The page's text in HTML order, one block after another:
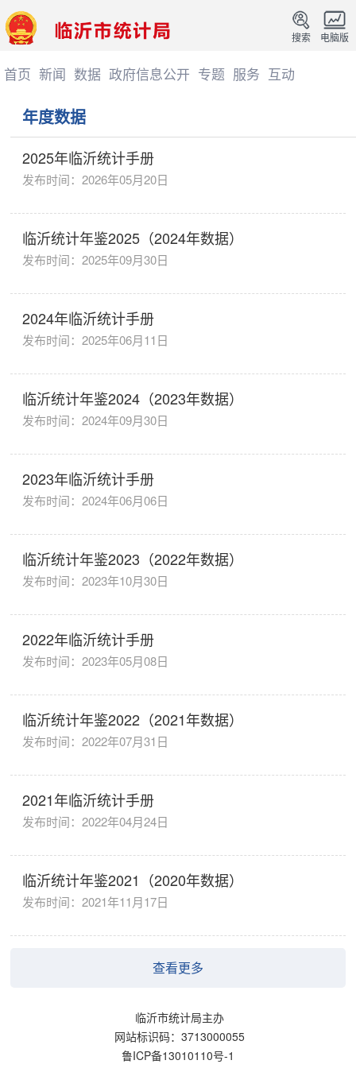
电脑版
搜索
首页 新闻 数据 政府信息公开 专题 服务 互动
年度数据
2025年临沂统计手册
发布时间：2026年05月20日
临沂统计年鉴2025（2024年数据）
发布时间：2025年09月30日
2024年临沂统计手册
发布时间：2025年06月11日
临沂统计年鉴2024（2023年数据）
发布时间：2024年09月30日
2023年临沂统计手册
发布时间：2024年06月06日
临沂统计年鉴2023（2022年数据）
发布时间：2023年10月30日
2022年临沂统计手册
发布时间：2023年05月08日
临沂统计年鉴2022（2021年数据）
发布时间：2022年07月31日
2021年临沂统计手册
发布时间：2022年04月24日
临沂统计年鉴2021（2020年数据）
发布时间：2021年11月17日
查看更多
临沂市统计局主办
网站标识码：3713000055
鲁ICP备13010110号-1